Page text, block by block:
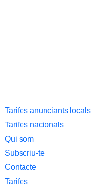
Tarifes anunciants locals
Tarifes nacionals
Qui som
Subscriu-te
Contacte
Tarifes